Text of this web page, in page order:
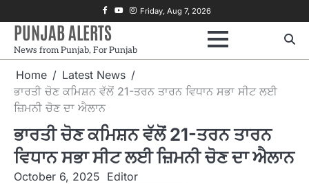
to
content
Facebook
Youtube
Instagram
Friday, Aug 7, 2026
PUNJAB ALERTS
News from Punjab, For Punjab
Home
Latest News
ਭਾਰਤੀ ਚੋਣ ਕਮਿਸ਼ਨ ਵੱਲੋਂ 21-ਤਰਨ ਤਾਰਨ ਵਿਧਾਨ ਸਭਾ ਸੀਟ ਲਈ
ਜ਼ਿਮਨੀ ਚੋਣ ਦਾ ਐਲਾਨ
ਭਾਰਤੀ ਚੋਣ ਕਮਿਸ਼ਨ ਵੱਲੋਂ 21-ਤਰਨ ਤਾਰਨ
ਵਿਧਾਨ ਸਭਾ ਸੀਟ ਲਈ ਜ਼ਿਮਨੀ ਚੋਣ ਦਾ ਐਲਾਨ
October 6, 2025 Editor